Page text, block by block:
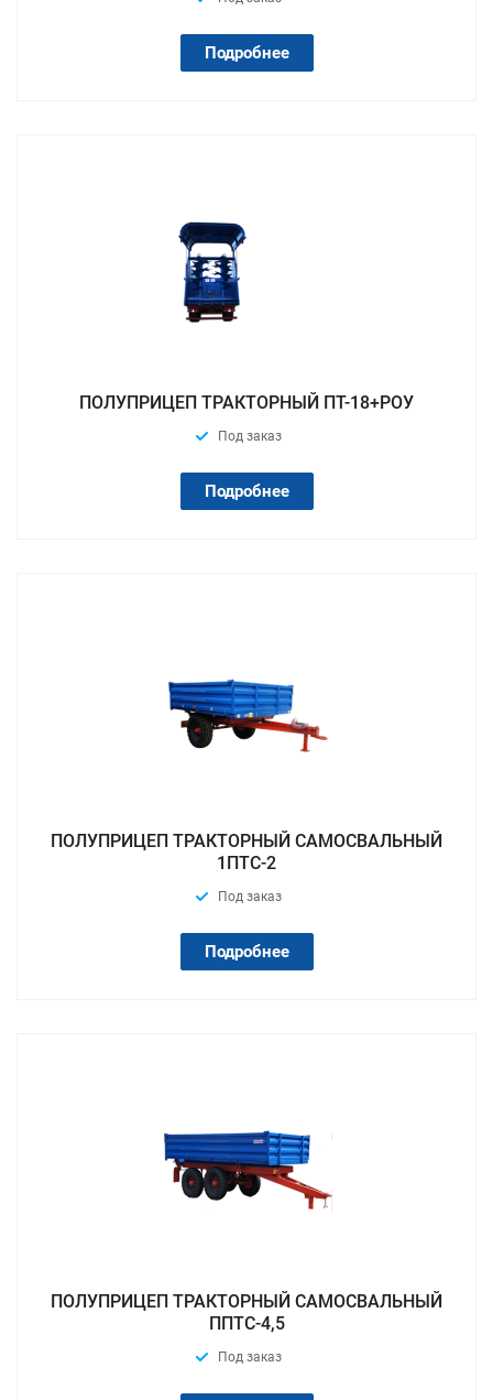
Подробнее
ПОЛУПРИЦЕП ТРАКТОРНЫЙ ПТ-18+РОУ
Под заказ
Подробнее
ПОЛУПРИЦЕП ТРАКТОРНЫЙ САМОСВАЛЬНЫЙ
1ПТС-2
Под заказ
Подробнее
ПОЛУПРИЦЕП ТРАКТОРНЫЙ САМОСВАЛЬНЫЙ
ППТС-4,5
Под заказ